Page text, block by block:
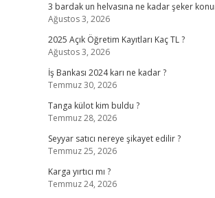
3 bardak un helvasına ne kadar şeker
Ağustos 3, 2026
2025 Açık Öğretim Kayıtları Kaç TL ?
Ağustos 3, 2026
İş Bankası 2024 karı ne kadar ?
Temmuz 30, 2026
Tanga külot kim buldu ?
Temmuz 28, 2026
Seyyar satıcı nereye şikayet edilir ?
Temmuz 25, 2026
Karga yırtıcı mı ?
Temmuz 24, 2026